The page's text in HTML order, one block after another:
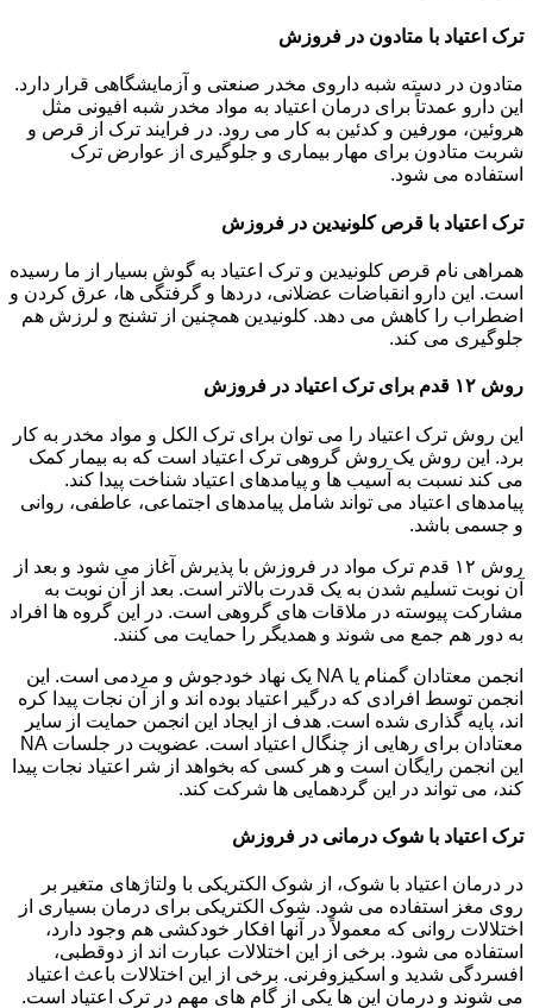
ترک اعتیاد با متادون در فروزش
متادون در دسته شبه داروی مخدر صنعتی و آزمایشگاهی قرار دارد.
این دارو عمدتاً برای درمان اعتیاد به مواد مخدر شبه افیونی مثل
هروئین، مورفین و کدئین به کار می رود. در فرایند ترک از قرص و
شربت متادون برای مهار بیماری و جلوگیری از عوارض ترک
استفاده می شود.
ترک اعتیاد با قرص کلونیدین در فروزش
همراهی نام قرص کلونیدین و ترک اعتیاد به گوش بسیار از ما رسیده
است. این دارو انقباضات عضلانی، دردها و گرفتگی ها، عرق کردن و
اضطراب را کاهش می دهد. کلونیدین همچنین از تشنج و لرزش هم
جلوگیری می کند.
روش ۱۲ قدم برای ترک اعتیاد در فروزش
این روش ترک اعتیاد را می توان برای ترک الکل و مواد مخدر به کار
برد. این روش یک روش گروهی ترک اعتیاد است که به بیمار کمک
می کند نسبت به آسیب ها و پیامدهای اعتیاد شناخت پیدا کند.
پیامدهای اعتیاد می تواند شامل پیامدهای اجتماعی، عاطفی، روانی
و جسمی باشد.
روش ۱۲ قدم ترک مواد در فروزش با پذیرش آغاز می شود و بعد از
آن نوبت تسلیم شدن به یک قدرت بالاتر است. بعد از آن نوبت به
مشارکت پیوسته در ملاقات های گروهی است. در این گروه ها افراد
به دور هم جمع می شوند و همدیگر را حمایت می کنند.
انجمن معتادان گمنام یا NA یک نهاد خودجوش و مردمی است. این
انجمن توسط افرادی که درگیر اعتیاد بوده اند و از آن نجات پیدا کره
اند، پایه گذاری شده است. هدف از ایجاد این انجمن حمایت از سایر
معتادان برای رهایی از چنگال اعتیاد است. عضویت در جلسات NA
این انجمن رایگان است و هر کسی که بخواهد از شر اعتیاد نجات پیدا
کند، می تواند در این گردهمایی ها شرکت کند.
ترک اعتیاد با شوک درمانی در فروزش
در درمان اعتیاد با شوک، از شوک الکتریکی با ولتاژهای متغیر بر
روی مغز استفاده می شود. شوک الکتریکی برای درمان بسیاری از
اختلالات روانی که معمولاً در آنها افکار خودکشی هم وجود دارد،
استفاده می شود. برخی از این اختلالات عبارت اند از دوقطبی،
افسردگی شدید و اسکیزوفرنی. برخی از این اختلالات باعث اعتیاد
می شوند و درمان این ها یکی از گام های مهم در ترک اعتیاد است.